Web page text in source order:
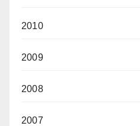
2010
2009
2008
2007